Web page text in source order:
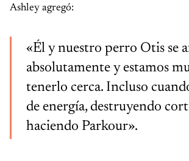
Ashley agregó:
«Él y nuestro perro Otis se
absolutamente y estamos
tenerlo cerca. Incluso
de energía, destruyendo
haciendo Parkour».